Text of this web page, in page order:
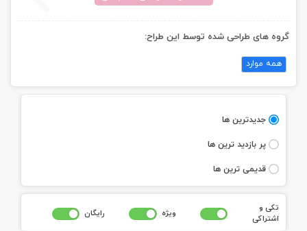
گروه های طراحی شده توسط اين طراح:
همه موارد
جديدترين ها
پر بازديد ترين ها
قديمی ترين ها
تکی و
اشتراکی
ويژه رايگان